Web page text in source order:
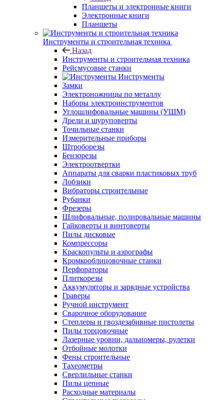
Планшеты и электронные книги
Электронные книги
Планшеты
Инструменты и строительная техника
Назад
Инструменты и строительная техника
Рейсмусовые станки
Инструменты
Замки
Электроножницы по металлу
Наборы электроинструментов
Углошлифовальные машины (УШМ)
Дрели и шуруповерты
Точильные станки
Измерительные приборы
Штроборезы
Бензорезы
Электроотвертки
Аппараты для сварки пластиковых труб
Лобзики
Вибраторы строительные
Рубанки
Фрезеры
Шлифовальные, полировальные машины
Гайковерты и винтоверты
Пилы дисковые
Компрессоры
Краскопульты и аэрографы
Кромкооблицовочные станки
Перфораторы
Плиткорезы
Аккумуляторы и зарядные устройства
Граверы
Ручной инструмент
Сварочное оборудование
Степлеры и гвоздезабивные пистолеты
Пилы торцовочные
Лазерные уровни, дальномеры, рулетки
Отбойные молотки
Фены строительные
Тахеометры
Сверлильные станки
Пилы цепные
Расходные материалы